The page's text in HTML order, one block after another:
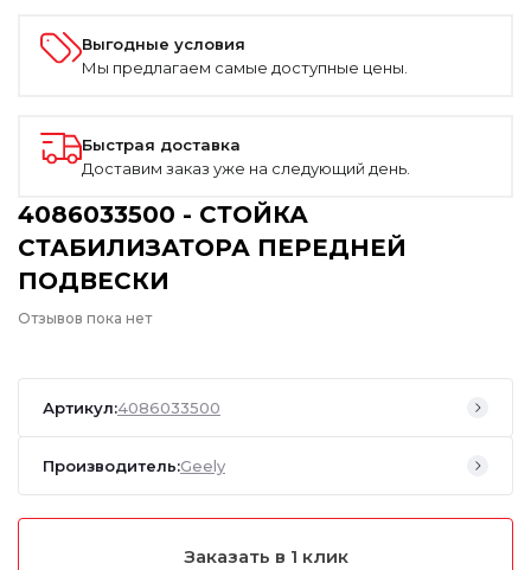
Выгодные условия
Мы предлагаем самые доступные цены.
Быстрая доставка
Доставим заказ уже на следующий день.
4086033500 - СТОЙКА
СТАБИЛИЗАТОРА ПЕРЕДНЕЙ
ПОДВЕСКИ
Отзывов пока нет
Артикул:4086033500
Производитель:Geely
Заказать в 1 клик